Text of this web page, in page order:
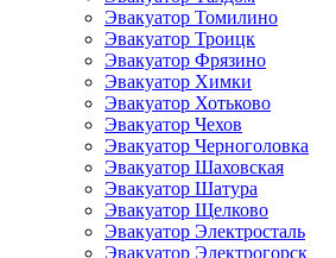
Эвакуатор Томилино
Эвакуатор Троицк
Эвакуатор Фрязино
Эвакуатор Химки
Эвакуатор Хотьково
Эвакуатор Чехов
Эвакуатор Черноголовка
Эвакуатор Шаховская
Эвакуатор Шатура
Эвакуатор Щелково
Эвакуатор Электросталь
Эвакуатор Электрогорск